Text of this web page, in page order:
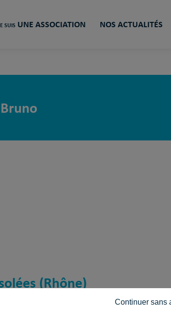
SUIS UNE ASSOCIATION NOS ACTUALITÉS
(Rhône)
Continuer sans